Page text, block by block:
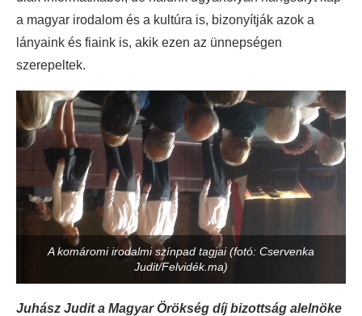
a magyar irodalom és a kultúra is, bizonyítják azok a
lányaink és fiaink is, akik ezen az ünnepségen
szerepeltek.
A komáromi irodalmi színpad tagjai (fotó: Cservenka
Judit/Felvidék.ma)
Juhász Judit a Magyar Örökség díj bizottság alelnöke